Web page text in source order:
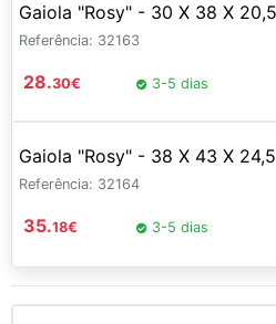
Gaiola "Rosy" - 30 X 38 X
Referência: 32163
28.30€ 3-5 dias
Gaiola "Rosy" - 38 X 43 X
Referência: 32164
35.18€ 3-5 dias